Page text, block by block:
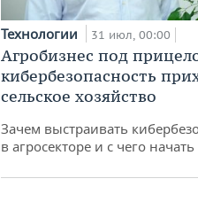
Технологии 31 июл, 00:00
Агробизнес под
кибербезопасность
сельское хозяйство
Зачем выстраивать
в агросекторе и с чего начать